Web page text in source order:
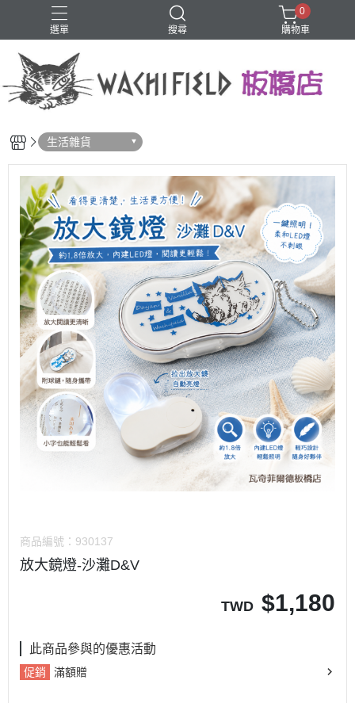
選單 搜尋
鑰匙圈
0
購物車
生活雜貨
商品編號： 930137
放大鏡燈-沙灘D&V
TWD $1,180
此商品參與的優惠活動
促銷 滿額贈